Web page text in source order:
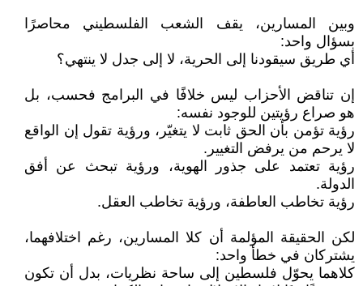
وبين المسارين، يقف الشعب الفلسطيني محاصرًا
بسؤال واحد:
أي طريق سيقودنا إلى الحرية، لا إلى جدل لا ينتهي؟
إن تناقض الأحزاب ليس خلافًا في البرامج فحسب، بل
هو صراع رؤيتين للوجود نفسه:
رؤية تؤمن بأن الحق ثابت لا يتغيّر، ورؤية تقول إن الواقع
لا يرحم من يرفض التغيير.
رؤية تعتمد على جذور الهوية، ورؤية تبحث عن أفق
الدولة.
رؤية تخاطب العاطفة، ورؤية تخاطب العقل.
لكن الحقيقة المؤلمة أن كلا المسارين، رغم اختلافهما،
يشتركان في خطأ واحد:
كلاهما يحوّل فلسطين إلى ساحة نظريات، بدل أن تكون